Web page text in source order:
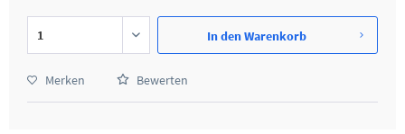
In denWarenkorb
Merken Bewerten